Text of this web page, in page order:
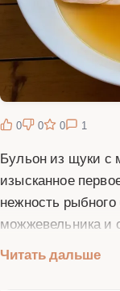
0 0 0 1
Бульон из щуки с
изысканное
нежность
можжевельника и
ароматом,
Читать дальше